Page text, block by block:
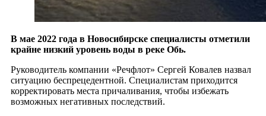
В мае 2022 года в Новосибирске специалисты отметили
крайне низкий уровень воды в реке Обь.
Руководитель компании «Речфлот» Сергей Ковалев назвал
ситуацию беспрецедентной. Специалистам приходится
корректировать места причаливания, чтобы избежать
возможных негативных последствий.